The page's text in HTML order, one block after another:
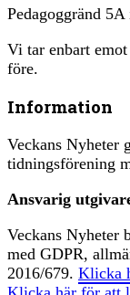
Pedagoggränd 5A
Vi tar enbart
före.
Information
Veckans Nyheter
tidningsförening
Ansvarig
Veckans Nyheter
med GDPR,
2016/679. Klicka